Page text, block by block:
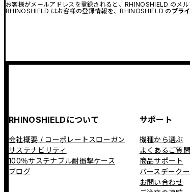
お客様がメールアドレスを登録されると、RHINOSHIELD のメ
RHINOSHIELD はお客様の登録情報を、RHINOSHIELD の プラ
RHINOSHIELDについて
会社概要 / コーポレートスローガン
サステナビリティ
100％サステナブル耐衝撃ケース
ブログ
サポート
機種から選ぶ
よくあるご質問
商品サポート
バースデーク
お問い合わせ